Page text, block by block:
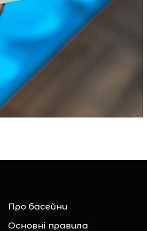
Про басейни
Основні правила